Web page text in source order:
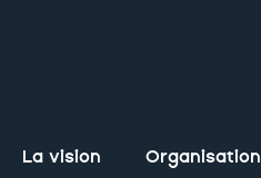
La vision Organisation